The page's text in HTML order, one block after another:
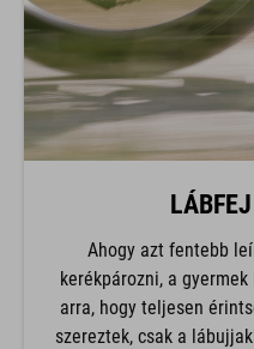
Ahogy azt fentebb
kerékpározni, a
arra, hogy teljesen
szereztek, csak a